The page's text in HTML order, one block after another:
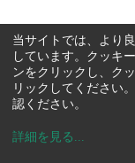
当サイトでは、より
しています。クッキ
ンをクリックし、ク
リックしてください
認ください。
詳細を見る ...